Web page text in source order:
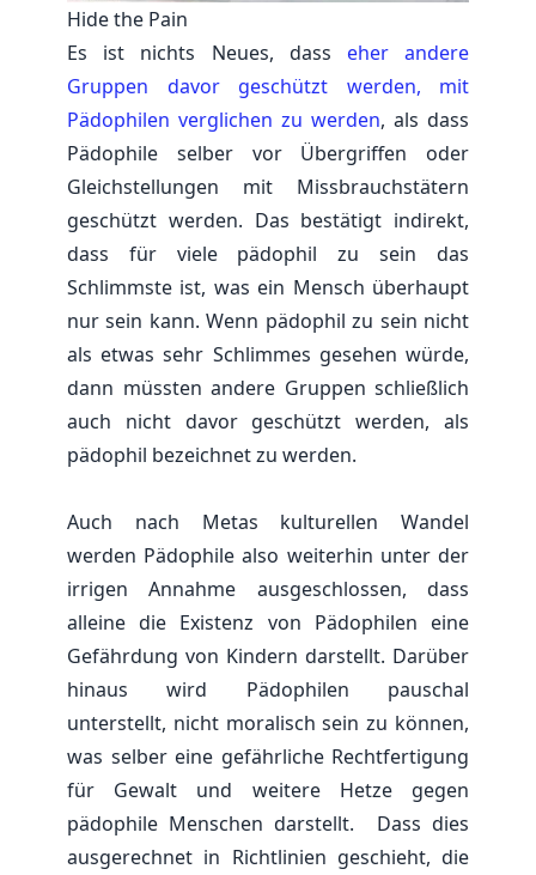
Hide the Pain
Es ist nichts Neues, dass eher andere
Gruppen davor geschützt werden, mit
Pädophilen verglichen zu werden, als dass
Pädophile selber vor Übergriffen oder
Gleichstellungen mit Missbrauchstätern
geschützt werden. Das bestätigt indirekt,
dass für viele pädophil zu sein das
Schlimmste ist, was ein Mensch überhaupt
nur sein kann. Wenn pädophil zu sein nicht
als etwas sehr Schlimmes gesehen würde,
dann müssten andere Gruppen schließlich
auch nicht davor geschützt werden, als
pädophil bezeichnet zu werden.
Auch nach Metas kulturellen Wandel
werden Pädophile also weiterhin unter der
irrigen Annahme ausgeschlossen, dass
alleine die Existenz von Pädophilen eine
Gefährdung von Kindern darstellt. Darüber
hinaus wird Pädophilen pauschal
unterstellt, nicht moralisch sein zu können,
was selber eine gefährliche Rechtfertigung
für Gewalt und weitere Hetze gegen
pädophile Menschen darstellt. Dass dies
ausgerechnet in Richtlinien geschieht, die